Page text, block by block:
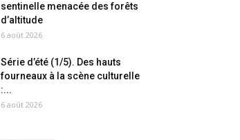
sentinelle menacée des forêts
d’altitude
6 août 2026
Série d’été (1/5). Des hauts
fourneaux à la scène culturelle
:...
6 août 2026